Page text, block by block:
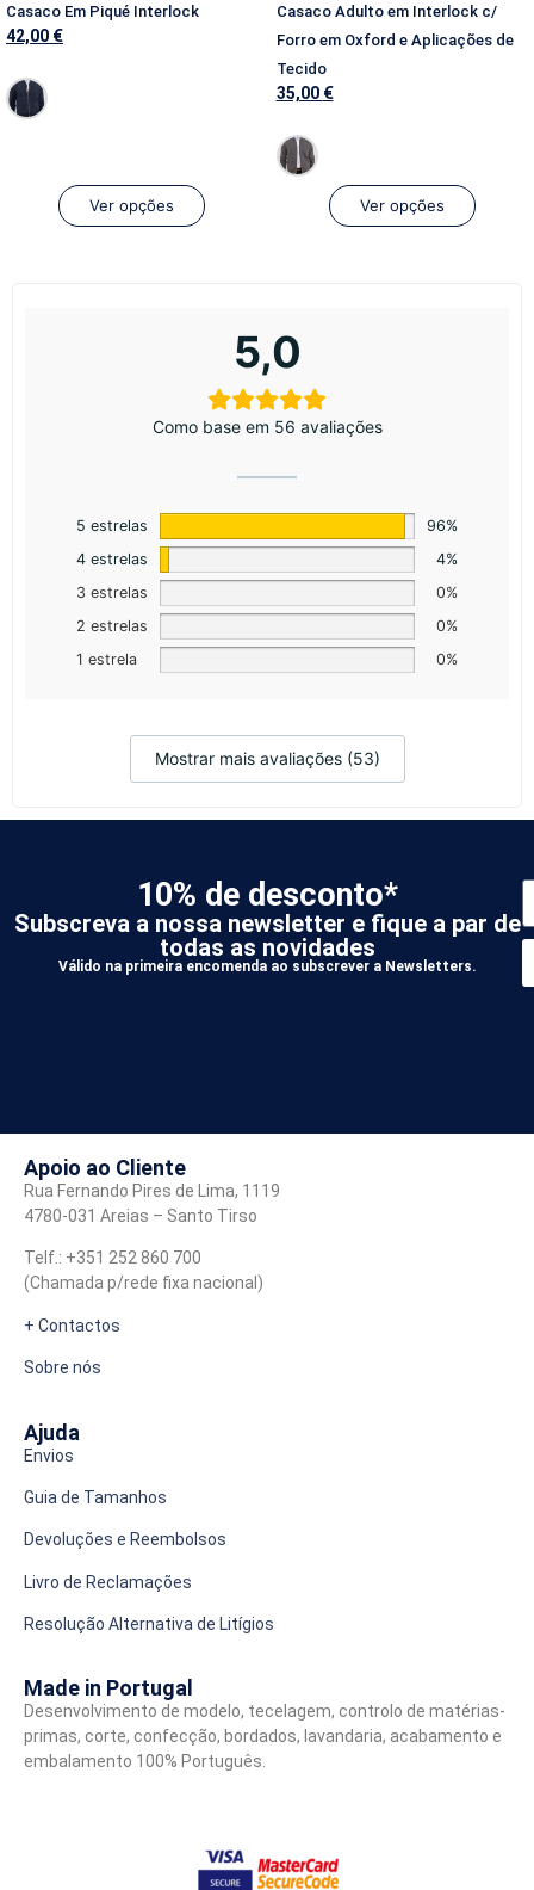
Casaco Em Piqué Interlock
42,00 €
Ver opções
Casaco Adulto em Interlock c/
Forro em Oxford e Aplicações de
Tecido
35,00 €
Ver opções
5,0
Como base em 56 avaliações
5 estrelas
96%
4 estrelas
4%
3 estrelas
0%
2 estrelas
0%
1 estrela
0%
Mostrar mais avaliações (53)
10% de desconto*
Subscreva a nossa newsletter e fique a par de
todas as novidades
Válido na primeira encomenda ao subscrever a Newsletters.
Apoio ao Cliente
Rua Fernando Pires de Lima, 1119
4780-031 Areias – Santo Tirso
Telf.: +351 252 860 700
(Chamada p/rede fixa nacional)
+ Contactos
Sobre nós
Ajuda
Envios
Guia de Tamanhos
Devoluções e Reembolsos
Livro de Reclamações
Resolução Alternativa de Litígios
Made in Portugal
Desenvolvimento de modelo, tecelagem, controlo de matérias-
primas, corte, confecção, bordados, lavandaria, acabamento e
embalamento 100% Português.